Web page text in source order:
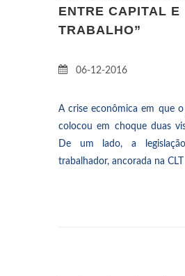
ENTRE CAPITAL E
TRABALHO”
06-12-2016
A crise econômica em que
colocou em choque duas
De um lado, a
trabalhador, ancorada na CLT